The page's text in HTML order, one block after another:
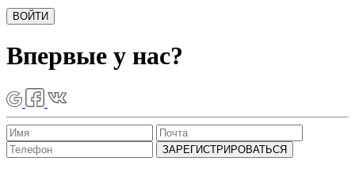
ВОЙТИ
Впервые у нас?
ЗАРЕГИСТРИРОВАТЬСЯ